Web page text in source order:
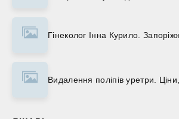
Гінеколог Інна Курило.
Видалення поліпів уретри.